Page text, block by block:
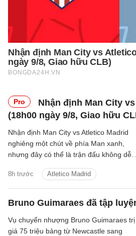
Pro
Nhận định Man City
(18h00 ngày 9/8, Giao hữu
8h trước Atletico Madrid
Nhận định Man City vs Atletico Madrid
nghiêng một chút về phía Man xanh,
nhưng đây có thể là trận đấu không dễ
Bruno Guimaraes đã tập
Vụ chuyển nhượng Bruno Guimaraes trị
giá 75 triệu bảng từ Newcastle sang